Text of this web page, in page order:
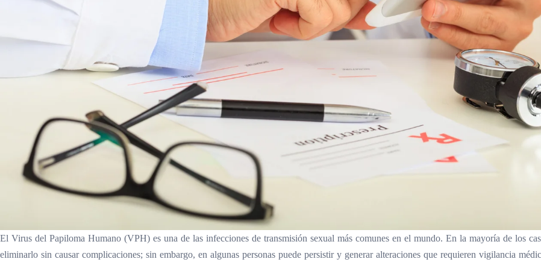
El Virus del Papiloma Humano (VPH) es una de las infecciones de transmisión sexual más comunes en el mundo. En la mayoría de los
eliminarlo sin causar complicaciones; sin embargo, en algunas personas puede persistir y generar alteraciones que requieren vigilancia